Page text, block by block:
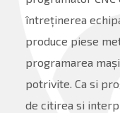
întreținerea
produce piese
programarea
potrivite. Ca si
de citirea si